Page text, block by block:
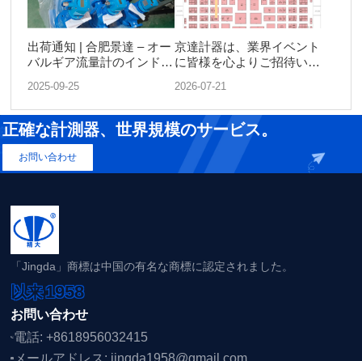
出荷通知 | 合肥景達 – オー
バルギア流量計のインド向
2025-09-25
京達計器は、業界イベント
に皆様を心よりご招待いた
2026-07-21
正確な計測器、世界規模のサービス。
お問い合わせ
「Jingda」商標は中国の有名な商標に認定されました。
以来1958
お問い合わせ
電話: +8618956032415
メールアドレス: jingda1958@gmail.com